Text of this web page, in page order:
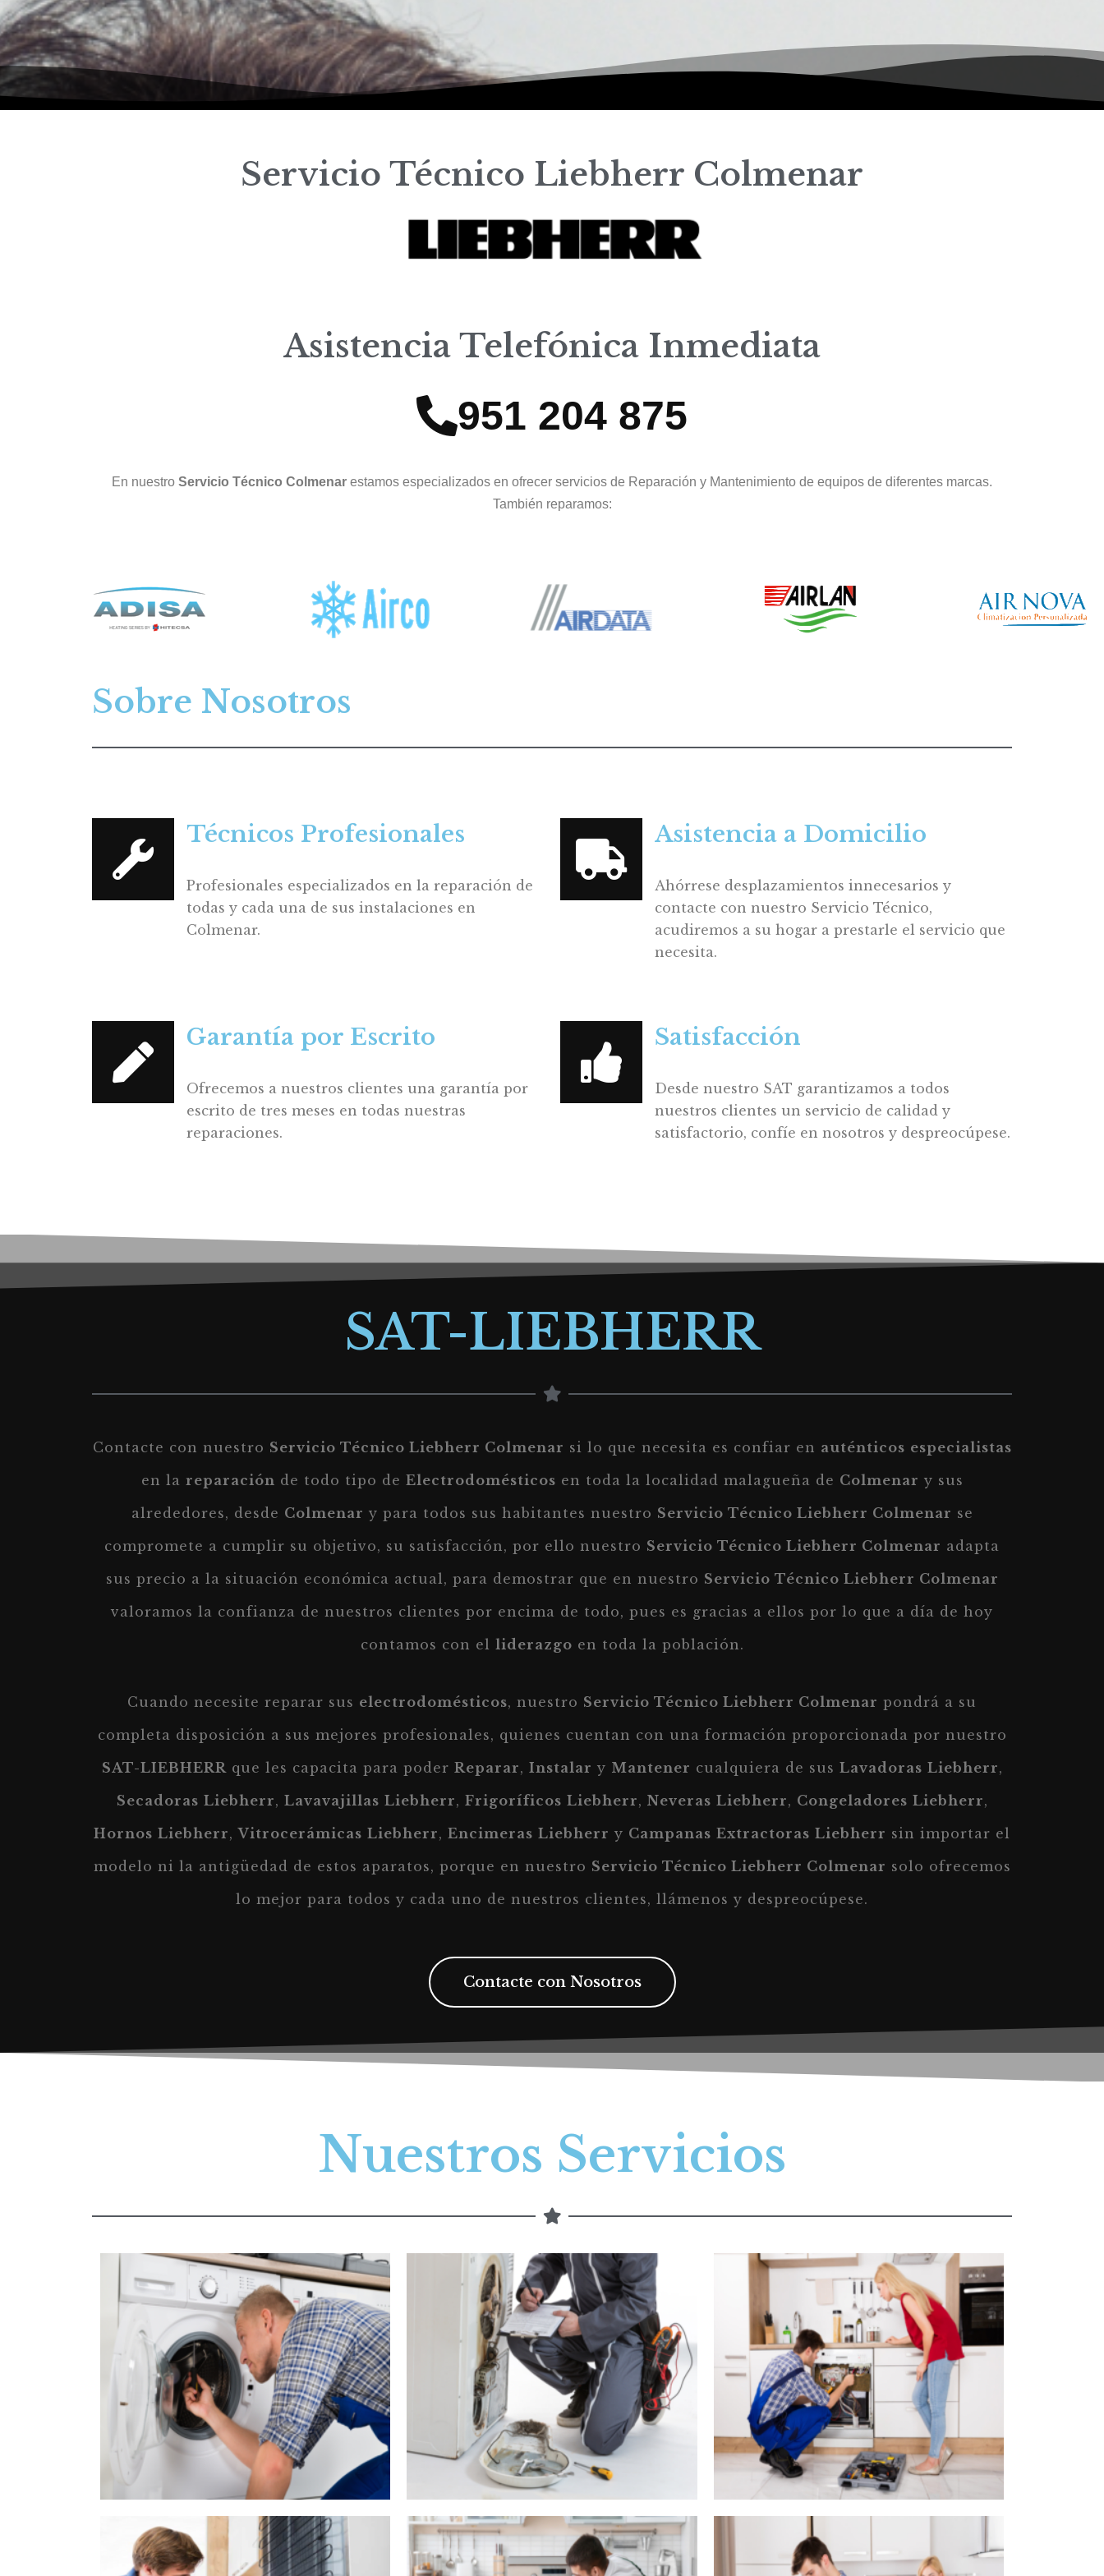
Servicio Técnico Liebherr Colmenar
Asistencia Telefónica Inmediata
951 204 875
En nuestro Servicio Técnico Colmenar estamos especializados en ofrecer servicios de Reparación y Mantenimiento de equipos de diferentes marcas.
También reparamos:
Sobre Nosotros
Técnicos Profesionales
Profesionales especializados en la reparación de
todas y cada una de sus instalaciones en
Colmenar.
Asistencia a Domicilio
Ahórrese desplazamientos innecesarios y
contacte con nuestro Servicio Técnico,
acudiremos a su hogar a prestarle el servicio que
necesita.
Garantía por Escrito
Ofrecemos a nuestros clientes una garantía por
escrito de tres meses en todas nuestras
reparaciones.
Satisfacción
Desde nuestro SAT garantizamos a todos
nuestros clientes un servicio de calidad y
satisfactorio, confíe en nosotros y despreocúpese.
SAT-LIEBHERR
Contacte con nuestro Servicio Técnico Liebherr Colmenar si lo que necesita es confiar en auténticos especialistas
en la reparación de todo tipo de Electrodomésticos en toda la localidad malagueña de Colmenar y sus
alrededores, desde Colmenar y para todos sus habitantes nuestro Servicio Técnico Liebherr Colmenar se
compromete a cumplir su objetivo, su satisfacción, por ello nuestro Servicio Técnico Liebherr Colmenar adapta
sus precio a la situación económica actual, para demostrar que en nuestro Servicio Técnico Liebherr Colmenar
valoramos la confianza de nuestros clientes por encima de todo, pues es gracias a ellos por lo que a día de hoy
contamos con el liderazgo en toda la población.
Cuando necesite reparar sus electrodomésticos, nuestro Servicio Técnico Liebherr Colmenar pondrá a su
completa disposición a sus mejores profesionales, quienes cuentan con una formación proporcionada por nuestro
SAT-LIEBHERR que les capacita para poder Reparar, Instalar y Mantener cualquiera de sus Lavadoras Liebherr,
Secadoras Liebherr, Lavavajillas Liebherr, Frigoríficos Liebherr, Neveras Liebherr, Congeladores Liebherr,
Hornos Liebherr,Vitrocerámicas Liebherr, Encimeras Liebherr y Campanas Extractoras Liebherr sin importar el
modelo ni la antigüedad de estos aparatos, porque en nuestro Servicio Técnico Liebherr Colmenar solo ofrecemos
lo mejor para todos y cada uno de nuestros clientes, llámenos y despreocúpese.
Contacte con Nosotros
Nuestros Servicios